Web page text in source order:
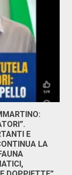
E
LA